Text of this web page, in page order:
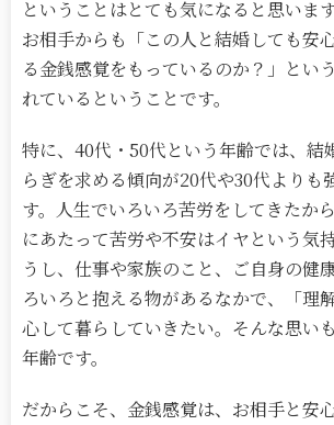
ということはとても気になると思いま
お相手からも「この人と結婚しても安
る金銭感覚をもっているのか？」とい
れているということです。
特に、40代・50代という年齢では、結
らぎを求める傾向が20代や30代よりも
す。人生でいろいろ苦労をしてきたか
にあたって苦労や不安はイヤという気
うし、仕事や家族のこと、ご自身の健
ろいろと抱える物があるなかで、「理
心して暮らしていきたい。そんな思い
年齢です。
だからこそ、金銭感覚は、お相手と安